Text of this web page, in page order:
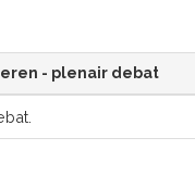
- plenair debat